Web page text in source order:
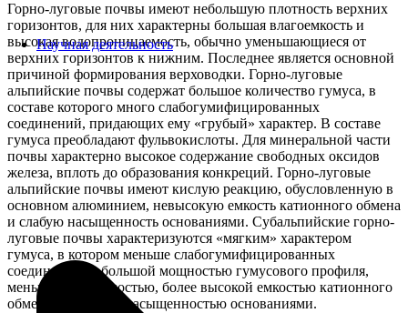
Научная деятельность
Горно-луговые почвы имеют небольшую плотность верхних
горизонтов, для них характерны большая влагоемкость и
высокая водопроницаемость, обычно уменьшающиеся от
верхних горизонтов к нижним. Последнее является основной
причиной формирования верховодки. Горно-луговые
альпийские почвы содержат большое количество гумуса, в
составе которого много слабогумифицированных
соединений, придающих ему «грубый» характер. В составе
гумуса преобладают фульвокислоты. Для минеральной части
почвы характерно высокое содержание свободных оксидов
железа, вплоть до образования конкреций. Горно-луговые
альпийские почвы имеют кислую реакцию, обусловленную в
основном алюминием, невысокую емкость катионного обмена
и слабую насыщенность основаниями. Субальпийские горно-
луговые почвы характеризуются «мягким» характером
гумуса, в котором меньше слабогумифицированных
соединений, и большой мощностью гумусового профиля,
меньшей кислотностью, более высокой емкостью катионного
обмена и большей насыщенностью основаниями.